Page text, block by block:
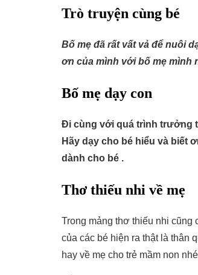
Trò truyện cùng bé
Bố mẹ đã rất vất vả để nuôi
ơn của mình với bố mẹ mình
Bố mẹ dạy con
Đi cùng với quá trình trưởng
Hãy dạy cho bé hiểu và biết
dành cho bé .
Thơ thiếu nhi về mẹ
Trong mảng thơ thiếu nhi cũng
của các bé hiện ra thật là thân
hay về mẹ cho trẻ mầm non